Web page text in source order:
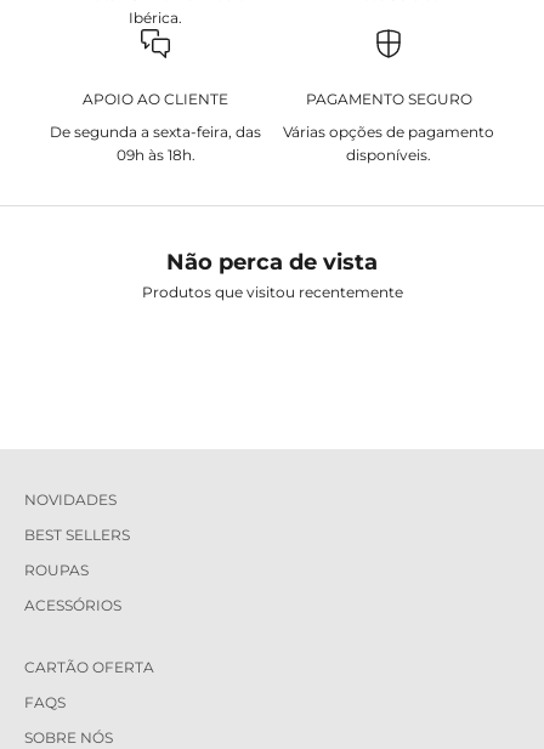
Ibérica.
APOIO AO CLIENTE
De segunda a sexta-feira, das
09h às 18h.
PAGAMENTO SEGURO
Várias opções de pagamento
disponíveis.
Não perca de vista
Produtos que visitou recentemente
NOVIDADES
BEST SELLERS
ROUPAS
ACESSÓRIOS
CARTÃO OFERTA
FAQS
SOBRE NÓS